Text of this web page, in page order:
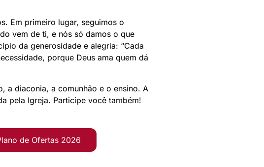
Em primeiro lugar, seguimos o
vem de ti, e nós só damos o que
da generosidade e alegria: “Cada
porque Deus ama quem dá
a diaconia, a comunhão e o ensino. A
pela Igreja. Participe você também!
de Ofertas 2026